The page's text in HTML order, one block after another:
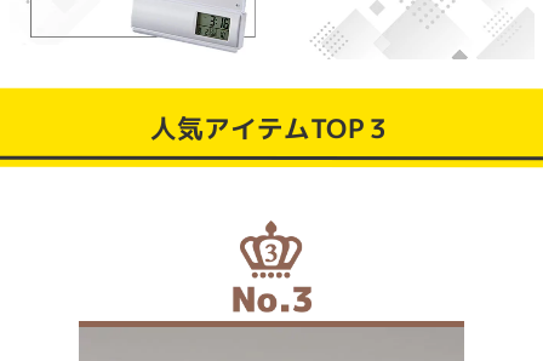
人気アイテムTOP３